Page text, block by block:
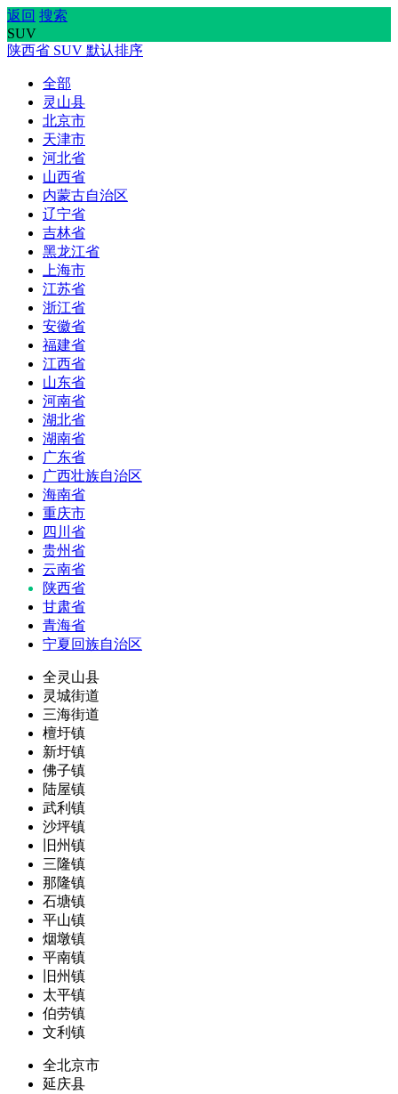
返回 搜索
SUV
陕西省 SUV 默认排序
全部
灵山县
北京市
天津市
河北省
山西省
内蒙古自治区
辽宁省
吉林省
黑龙江省
上海市
江苏省
浙江省
安徽省
福建省
江西省
山东省
河南省
湖北省
湖南省
广东省
广西壮族自治区
海南省
重庆市
四川省
贵州省
云南省
陕西省
甘肃省
青海省
宁夏回族自治区
全灵山县
灵城街道
三海街道
檀圩镇
新圩镇
佛子镇
陆屋镇
武利镇
沙坪镇
旧州镇
三隆镇
那隆镇
石塘镇
平山镇
烟墩镇
平南镇
旧州镇
太平镇
伯劳镇
文利镇
全北京市
延庆县